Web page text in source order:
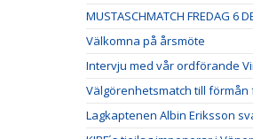
MUSTASCHMATCH FREDAG 6
Välkomna på årsmöte
Intervju med vår ordförande
Välgörenhetsmatch till
Lagkaptenen Albin Eriksson